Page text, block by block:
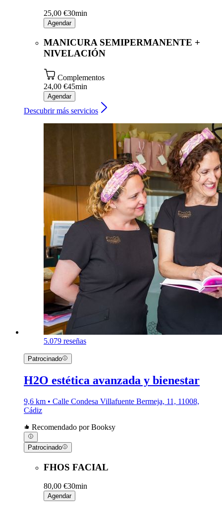
25,00 €30min
Agendar
MANICURA SEMIPERMANENTE +
NIVELACIÓN
Complementos
24,00 €45min
Agendar
Descubrir más servicios
5.079 reseñas
Patrocinado
H2O estética avanzada y bienestar
9,6 km • Calle Condesa Villafuente Bermeja, 11, 11008,
Cádiz
Recomendado por Booksy
Patrocinado
FHOS FACIAL
80,00 €30min
Agendar